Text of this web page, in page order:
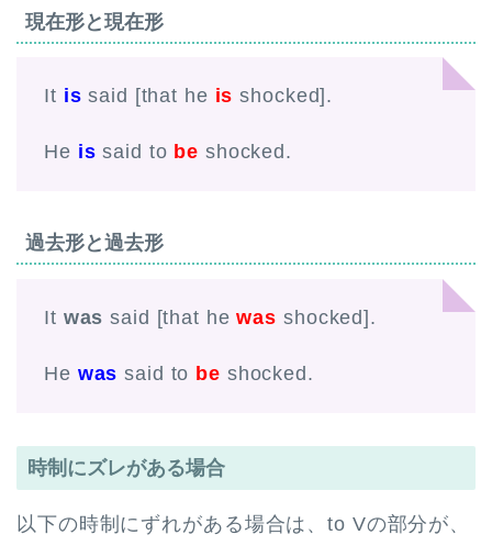
現在形と現在形
It is said [that he is shocked].
He is said to be shocked.
過去形と過去形
It was said [that hewas shocked].
He was said to be shocked.
時制にズレがある場合
以下の時制にずれがある場合は、to Vの部分が、